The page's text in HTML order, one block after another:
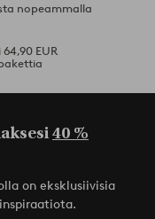
nopeammalla
EUR
40 %
on eksklusiivisia